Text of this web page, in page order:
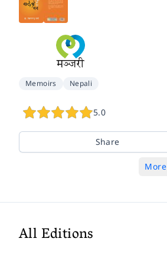
Memoirs Nepali
5.0
Share
More
All Editions